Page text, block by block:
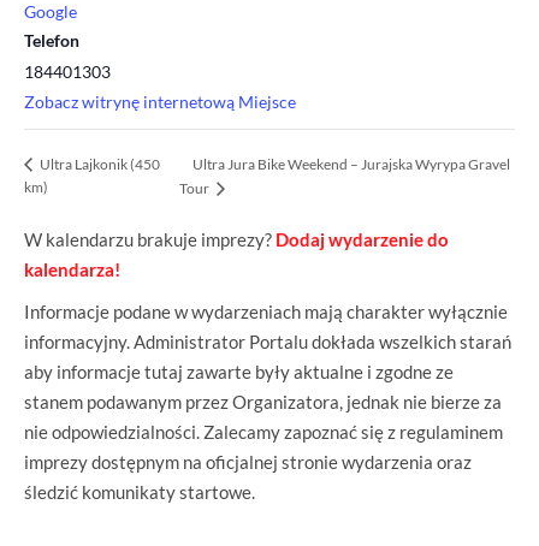
Google
Telefon
184401303
Zobacz witrynę internetową Miejsce
Ultra Lajkonik (450
km)
Ultra Jura Bike Weekend – Jurajska Wyrypa Gravel
Tour
W kalendarzu brakuje imprezy? Dodaj wydarzenie do
kalendarza!
Informacje podane w wydarzeniach mają charakter wyłącznie
informacyjny. Administrator Portalu dokłada wszelkich starań
aby informacje tutaj zawarte były aktualne i zgodne ze
stanem podawanym przez Organizatora, jednak nie bierze za
nie odpowiedzialności. Zalecamy zapoznać się z regulaminem
imprezy dostępnym na oficjalnej stronie wydarzenia oraz
śledzić komunikaty startowe.